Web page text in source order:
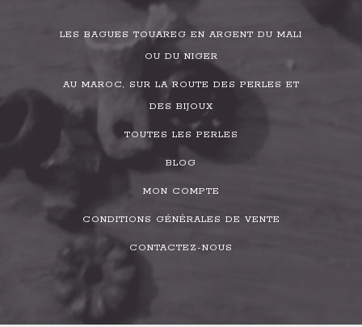
LES BAGUES TOUAREG EN ARGENT DU MALI
OU DU NIGER
AU MAROC, SUR LA ROUTE DES PERLES ET
DES BIJOUX
TOUTES LES PERLES
BLOG
MON COMPTE
CONDITIONS GÉNÉRALES DE VENTE
CONTACTEZ-NOUS